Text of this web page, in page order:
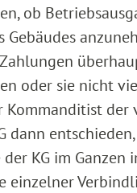
ob
Gebäudes
oder sie nicht
der
dann
KG im Ganzen
einzelner